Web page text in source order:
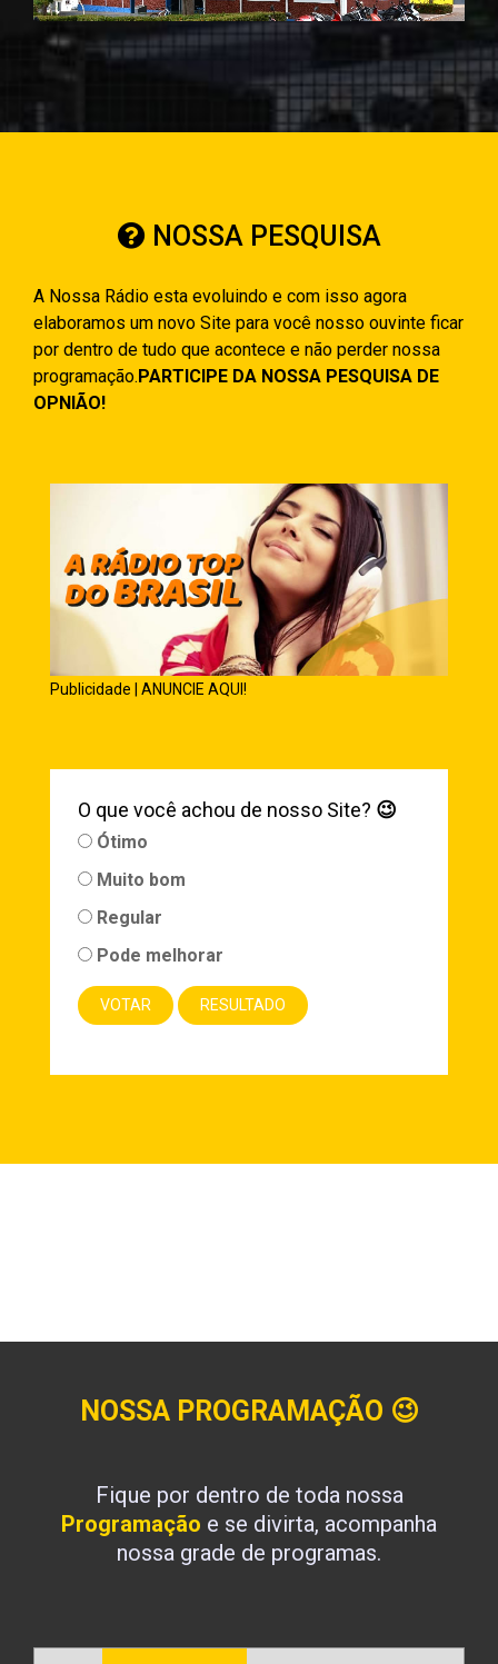
NOSSA PESQUISA
A Nossa Rádio esta evoluindo e com isso agora
elaboramos um novo Site para você nosso ouvinte ficar
por dentro de tudo que acontece e não perder nossa
programação.PARTICIPE DA NOSSA PESQUISA DE
OPNIÃO!
Publicidade | ANUNCIE AQUI!
O que você achou de nosso Site? 😉
Ótimo
Muito bom
Regular
Pode melhorar
NOSSA PROGRAMAÇÃO 😉
Fique por dentro de toda nossa
Programação e se divirta, acompanha
nossa grade de programas.